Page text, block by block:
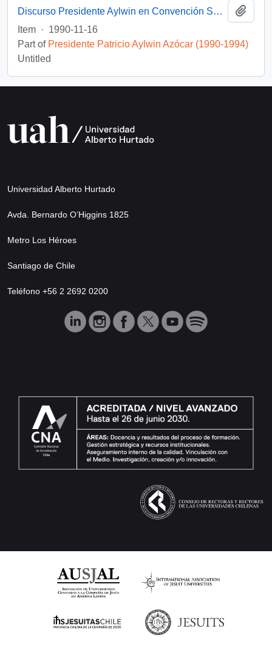
Discurso Presidente Aylwin en Convención Santiago: Video
Item · 1990-11-16
Part of Presidente Patricio Aylwin Azócar (1990-1994)
Untitled
Universidad Alberto Hurtado
Avda. Bernardo O’Higgins 1825
Metro Los Héroes
Santiago de Chile
Teléfono +56 2 2692 0200